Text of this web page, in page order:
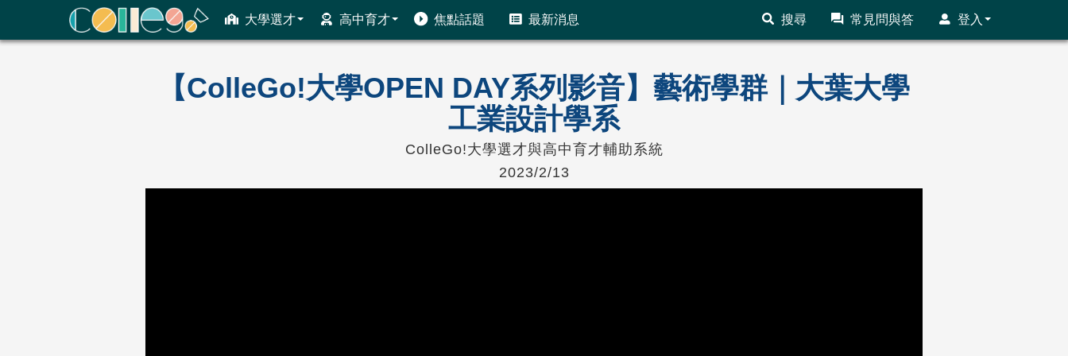
大學選才 高中育才 焦點話題 最新消息 搜尋 常見問與答 登入
ColleGo! 大學選才與高中育才輔助系統
【ColleGo!大學OPEN DAY系列影音】藝術學群｜大葉大學
工業設計學系
ColleGo!大學選才與高中育才輔助系統
2023/2/13